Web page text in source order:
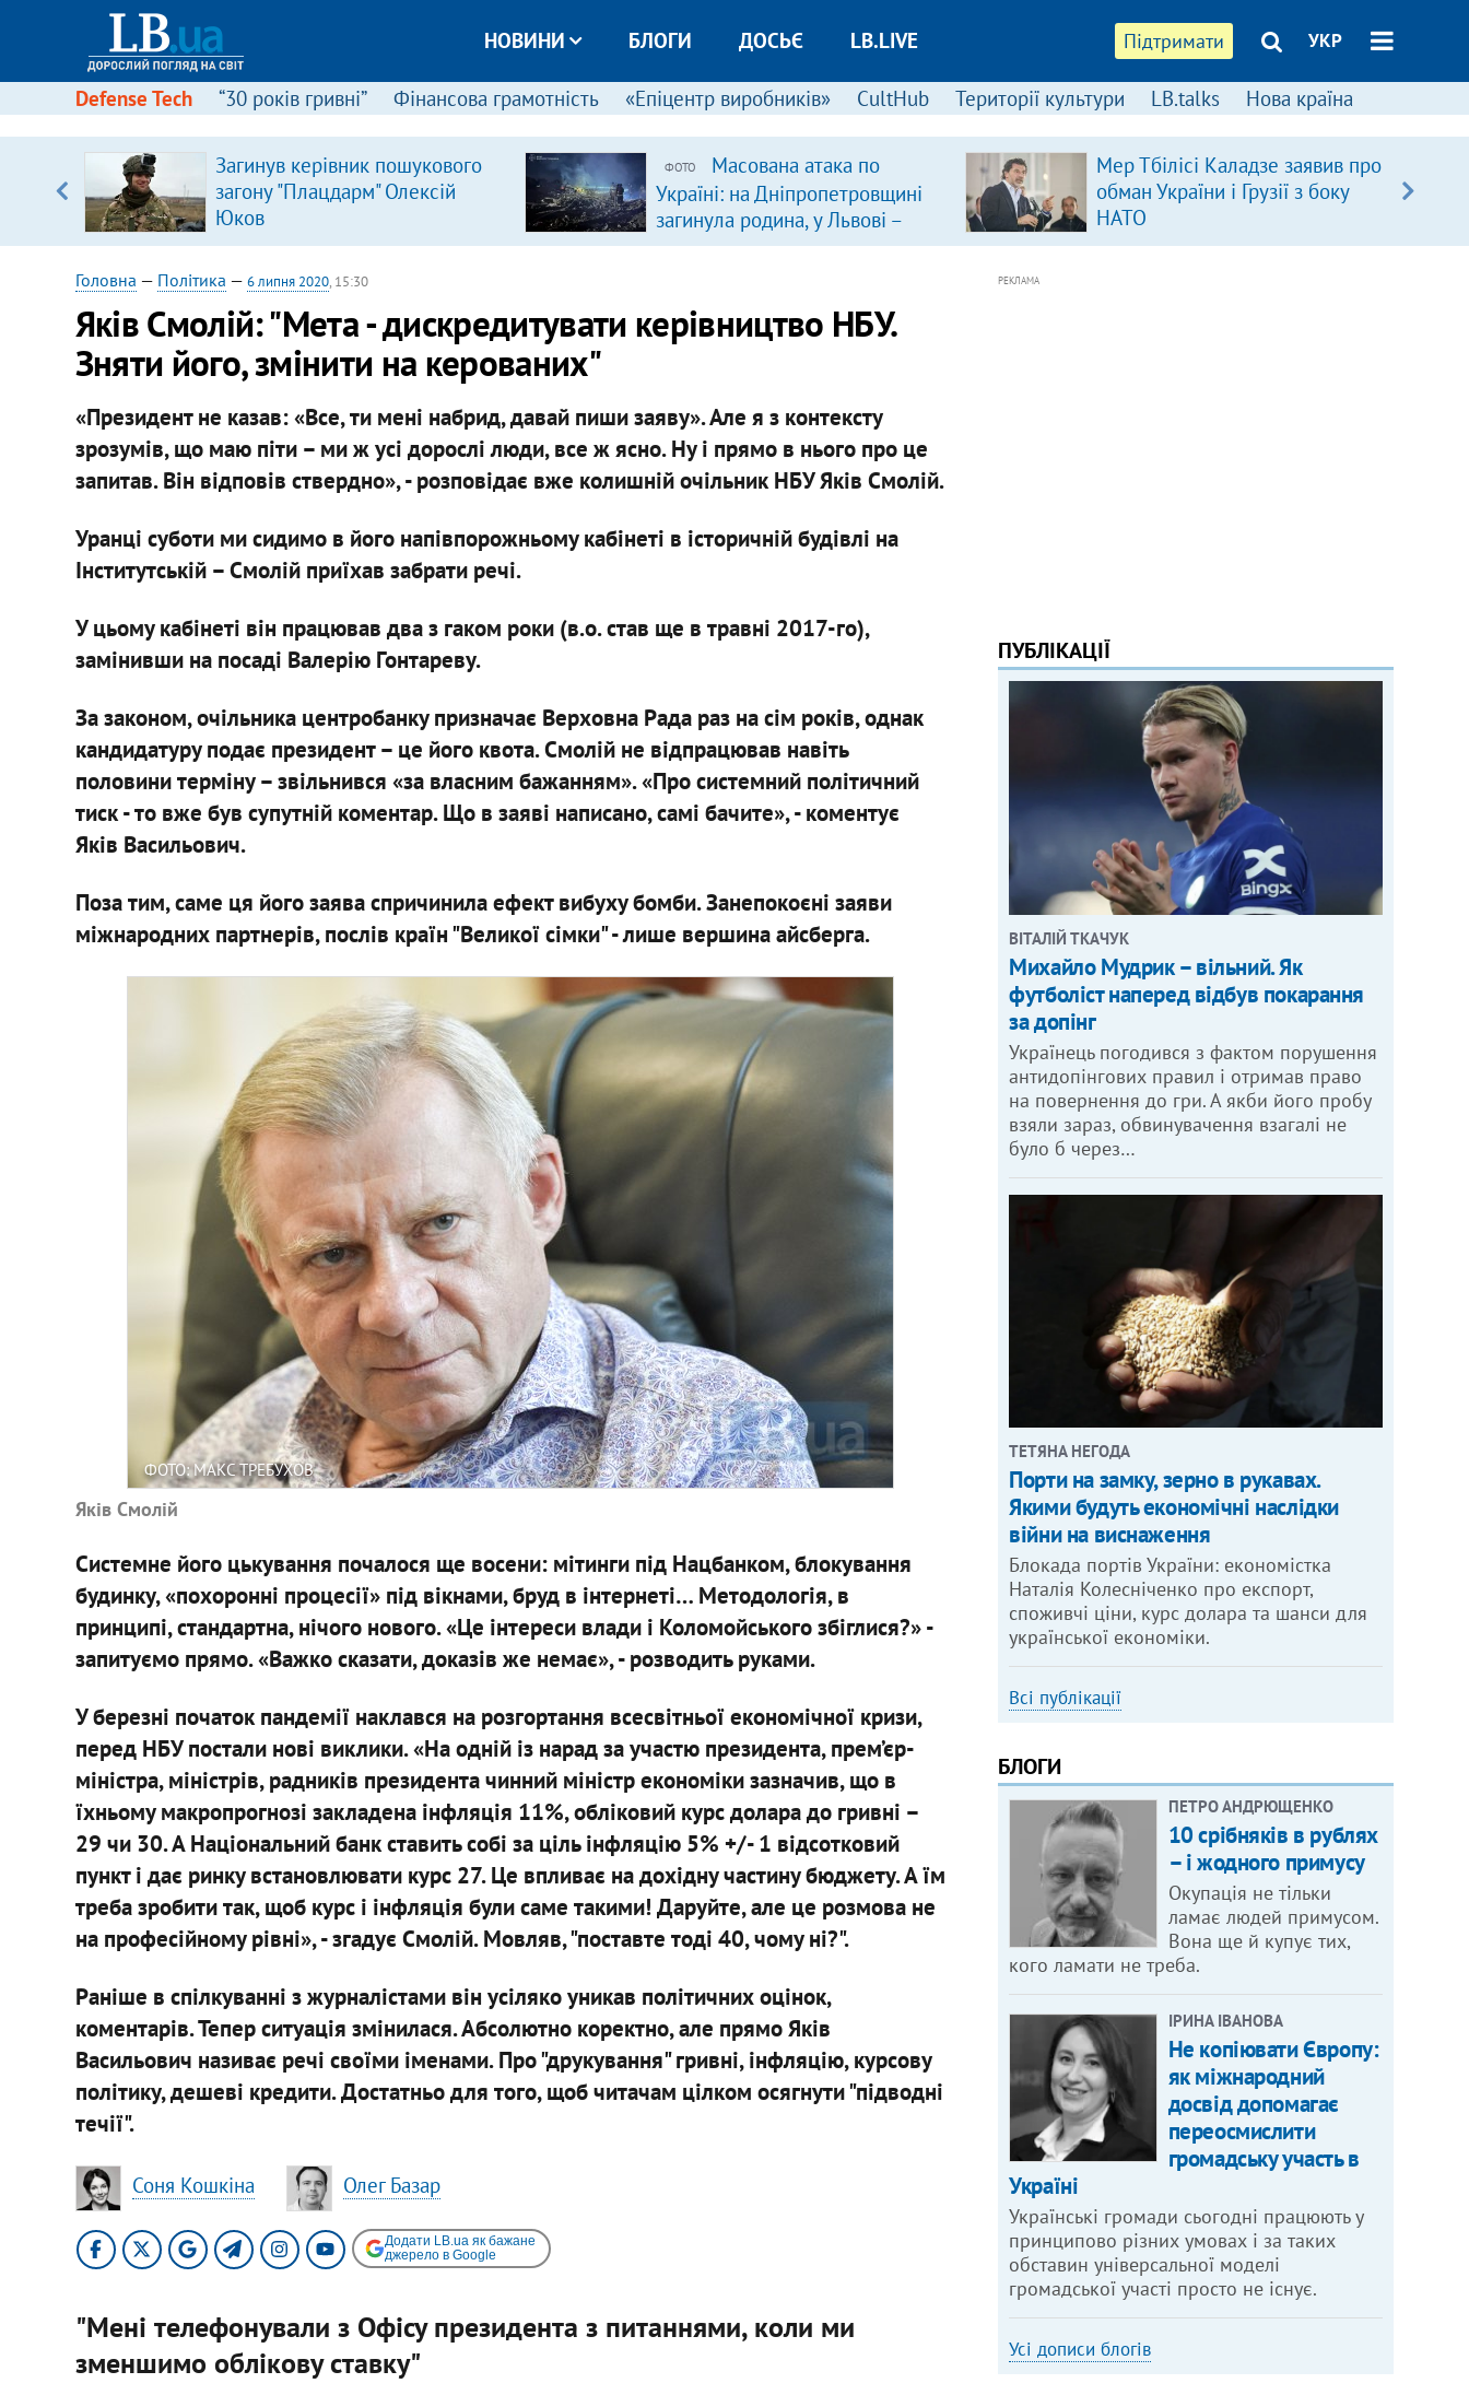
Підтримати УКР
НОВИНИ БЛОГИ ДОСЬЄ LB.LIVE
Defense Tech “30 років гривні” Фінансова грамотність «Епіцентр виробників» CultHub Території культури LB.talks Нова країна
Загинув керівник пошукового
загону "Плацдарм" Олексій
Юков
ФОТО
Масована атака по
Україні: на Дніпропетровщині
загинула родина, у Львові –
удар по багатоповерхівках
Мер Тбілісі Каладзе заявив про
обман України і Грузії з боку
НАТО
Головна — Політика — 6 липня 2020, 15:30
Яків Смолій: "Мета - дискредитувати керівництво НБУ.
Зняти його, змінити на керованих"
«Президент не казав: «Все, ти мені набрид, давай пиши заяву». Але я з контексту
зрозумів, що маю піти – ми ж усі дорослі люди, все ж ясно. Ну і прямо в нього про це
запитав. Він відповів ствердно», - розповідає вже колишній очільник НБУ Яків Смолій.
Уранці суботи ми сидимо в його напівпорожньому кабінеті в історичній будівлі на
Інститутській – Смолій приїхав забрати речі.
У цьому кабінеті він працював два з гаком роки (в.о. став ще в травні 2017-го),
замінивши на посаді Валерію Гонтареву.
За законом, очільника центробанку призначає Верховна Рада раз на сім років, однак
кандидатуру подає президент – це його квота. Смолій не відпрацював навіть
половини терміну – звільнився «за власним бажанням». «Про системний політичний
тиск - то вже був супутній коментар. Що в заяві написано, самі бачите», - коментує
Яків Васильович.
Поза тим, саме ця його заява спричинила ефект вибуху бомби. Занепокоєні заяви
міжнародних партнерів, послів країн "Великої сімки" - лише вершина айсберга.
ФОТО: МАКС ТРЕБУХОВ
Яків Смолій
Системне його цькування почалося ще восени: мітинги під Нацбанком, блокування
будинку, «похоронні процесії» під вікнами, бруд в інтернеті… Методологія, в
принципі, стандартна, нічого нового. «Це інтереси влади і Коломойського збіглися?» -
запитуємо прямо. «Важко сказати, доказів же немає», - розводить руками.
У березні початок пандемії наклався на розгортання всесвітньої економічної кризи,
перед НБУ постали нові виклики. «На одній із нарад за участю президента, прем’єр-
міністра, міністрів, радників президента чинний міністр економіки зазначив, що в
їхньому макропрогнозі закладена інфляція 11%, обліковий курс долара до гривні –
29 чи 30. А Національний банк ставить собі за ціль інфляцію 5% +/- 1 відсотковий
пункт і дає ринку встановлювати курс 27. Це впливає на дохідну частину бюджету. А їм
треба зробити так, щоб курс і інфляція були саме такими! Даруйте, але це розмова не
на професійному рівні», - згадує Смолій. Мовляв, "поставте тоді 40, чому ні?".
Раніше в спілкуванні з журналістами він усіляко уникав політичних оцінок,
коментарів. Тепер ситуація змінилася. Абсолютно коректно, але прямо Яків
Васильович називає речі своїми іменами. Про "друкування" гривні, інфляцію, курсову
політику, дешеві кредити. Достатньо для того, щоб читачам цілком осягнути "підводні
течії".
Соня Кошкіна Олег Базар
Додати LB.ua як бажане
джерело в Google
"Мені телефонували з Офісу президента з питаннями, коли ми
зменшимо облікову ставку"
РЕКЛАМА
ПУБЛІКАЦІЇ
ВІТАЛІЙ ТКАЧУК
Михайло Мудрик – вільний. Як
футболіст наперед відбув покарання
за допінг
Українець погодився з фактом порушення
антидопінгових правил і отримав право
на повернення до гри. А якби його пробу
взяли зараз, обвинувачення взагалі не
було б через…
ТЕТЯНА НЕГОДА
Порти на замку, зерно в рукавах.
Якими будуть економічні наслідки
війни на виснаження
Блокада портів України: економістка
Наталія Колесніченко про експорт,
споживчі ціни, курс долара та шанси для
української економіки.
Всі публікації
БЛОГИ
ПЕТРО АНДРЮЩЕНКО
10 срібняків в рублях
– і жодного примусу
Окупація не тільки
ламає людей примусом.
Вона ще й купує тих,
кого ламати не треба.
ІРИНА ІВАНОВА
Не копіювати Європу:
як міжнародний
досвід допомагає
переосмислити
громадську участь в
Україні
Українські громади сьогодні працюють у
принципово різних умовах і за таких
обставин універсальної моделі
громадської участі просто не існує.
Усі дописи блогів